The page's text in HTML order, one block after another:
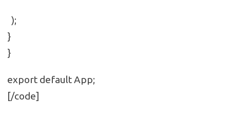
);
}
}
export default App;
[/code]